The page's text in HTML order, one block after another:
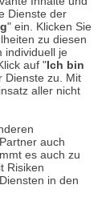
Dienste der
" ein. Klicken Sie
zu diesen
individuell je
auf "Ich bin
Dienste zu. Mit
aller nicht
auch
es auch zu
Risiken
in den
Uhr